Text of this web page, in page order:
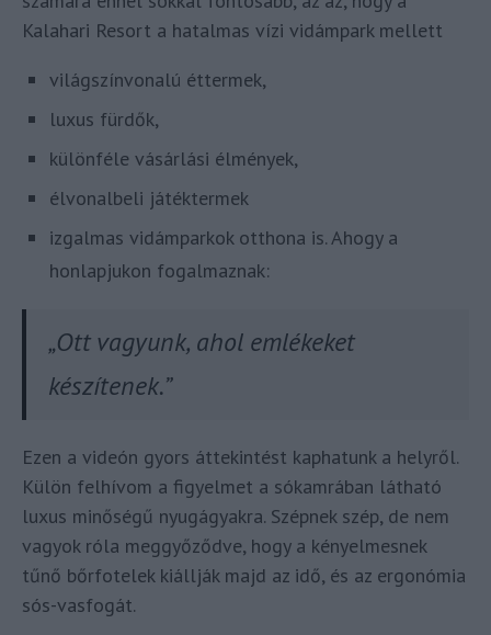
Kalahari Resort a hatalmas vízi vidámpark mellett
világszínvonalú éttermek,
luxus fürdők,
különféle vásárlási élmények,
élvonalbeli játéktermek
izgalmas vidámparkok otthona is. Ahogy a
honlapjukon fogalmaznak:
„Ott vagyunk, ahol emlékeket
készítenek.”
Ezen a videón gyors áttekintést kaphatunk a helyről.
Külön felhívom a figyelmet a sókamrában látható
luxus minőségű nyugágyakra. Szépnek szép, de nem
vagyok róla meggyőződve, hogy a kényelmesnek
tűnő bőrfotelek kiállják majd az idő, és az ergonómia
sós-vasfogát.